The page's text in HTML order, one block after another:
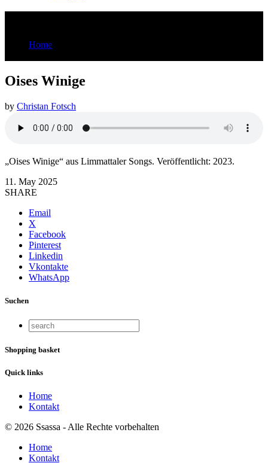
Home
Oises Winige
by Christan Fotsch
„Oises Winige“ aus Limmattaler Songs. Veröffentlicht: 2023.
11. May 2025
SHARE
Email
X
Facebook
Pinterest
Linkedin
Vkontakte
WhatsApp
Suchen
Shopping basket
Quick links
Home
Kontakt
© 2026 Ssassa - Alle Rechte vorbehalten
Home
Kontakt